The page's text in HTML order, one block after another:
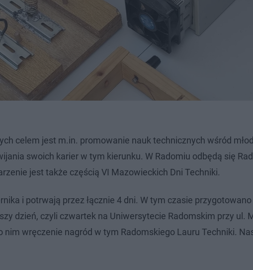
celem jest m.in. promowanie nauk technicznych wśród
swoich karier w tym kierunku. W Radomiu odbędą się
jest także częścią VI Mazowieckich Dni Techniki.
i potrwają przez łącznie 4 dni. W tym czasie
dzień, czyli czwartek na Uniwersytecie Radomskim przy ul.
nim wręczenie nagród w tym Radomskiego Lauru Techniki.